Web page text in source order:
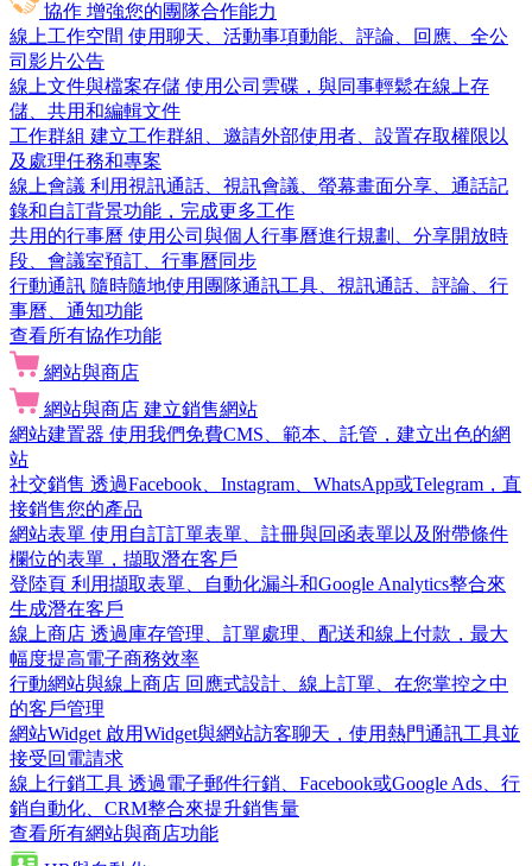
協作 增強您的團隊合作能力
線上工作空間 使用聊天、活動事項動能、評論、回應、全公
司影片公告
線上文件與檔案存儲 使用公司雲碟，與同事輕鬆在線上存
儲、共用和編輯文件
工作群組 建立工作群組、邀請外部使用者、設置存取權限以
及處理任務和專案
線上會議 利用視訊通話、視訊會議、螢幕畫面分享、通話記
錄和自訂背景功能，完成更多工作
共用的行事曆 使用公司與個人行事曆進行規劃、分享開放時
段、會議室預訂、行事曆同步
行動通訊 隨時隨地使用團隊通訊工具、視訊通話、評論、行
事曆、通知功能
查看所有協作功能
網站與商店
網站與商店 建立銷售網站
網站建置器 使用我們免費CMS、範本、託管，建立出色的網
站
社交銷售 透過Facebook、Instagram、WhatsApp或Telegram，直
接銷售您的產品
網站表單 使用自訂訂單表單、註冊與回函表單以及附帶條件
欄位的表單，擷取潛在客戶
登陸頁 利用擷取表單、自動化漏斗和Google Analytics整合來
生成潛在客戶
線上商店 透過庫存管理、訂單處理、配送和線上付款，最大
幅度提高電子商務效率
行動網站與線上商店 回應式設計、線上訂單、在您掌控之中
的客戶管理
網站Widget 啟用Widget與網站訪客聊天，使用熱門通訊工具並
接受回電請求
線上行銷工具 透過電子郵件行銷、Facebook或Google Ads、行
銷自動化、CRM整合來提升銷售量
查看所有網站與商店功能